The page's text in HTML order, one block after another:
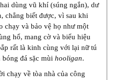
dùng vũ khí (súng ngắn), dư
chẳng biết được, vì sau khi
chạy và bảo vệ họ như một
hổ, mang cờ và biểu hiệu
rất là kinh cùng với lại nữ tú
đá sặc mùi hooligan.
chạy về tòa nhà của công